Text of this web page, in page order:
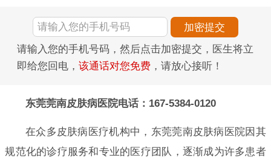
请输入您的手机号码，然后点击加密提交，医生将立
即给您回电， 该通话对您免费 ，请放心接听！
东莞莞南皮肤病医院电话：167-5384-0120
在众多皮肤病医疗机构中，东莞莞南皮肤病医院因其
规范化的诊疗服务和专业的医疗团队，逐渐成为许多患者